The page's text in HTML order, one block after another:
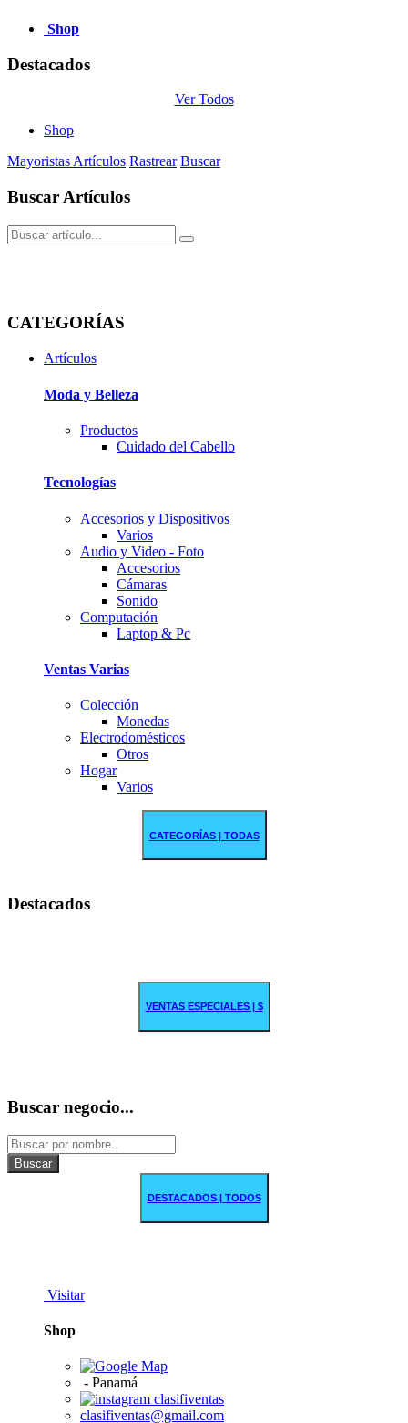
Shop
Destacados
Ver Todos
Shop
Mayoristas Artículos Rastrear Buscar
Buscar Artículos
CATEGORÍAS
Artículos
Moda y Belleza
Productos
Cuidado del Cabello
Tecnologí­as
Accesorios y Dispositivos
Varios
Audio y Video - Foto
Accesorios
Cámaras
Sonido
Computación
Laptop & Pc
Ventas Varias
Colección
Monedas
Electrodomésticos
Otros
Hogar
Varios
CATEGORÍAS | TODAS
Destacados
VENTAS ESPECIALES | $
Buscar negocio...
Buscar
DESTACADOS | TODOS
Visitar
Shop
- Panamá
clasifiventas
clasifiventas@gmail.com